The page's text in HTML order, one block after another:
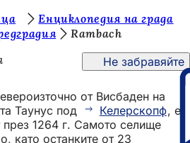
Енциклопедия на града
Rambach
Не забравяйте
от Висбаден на
Таунус под
Келерскопф, е
през 1264 г. Самото селище
като останките от 23